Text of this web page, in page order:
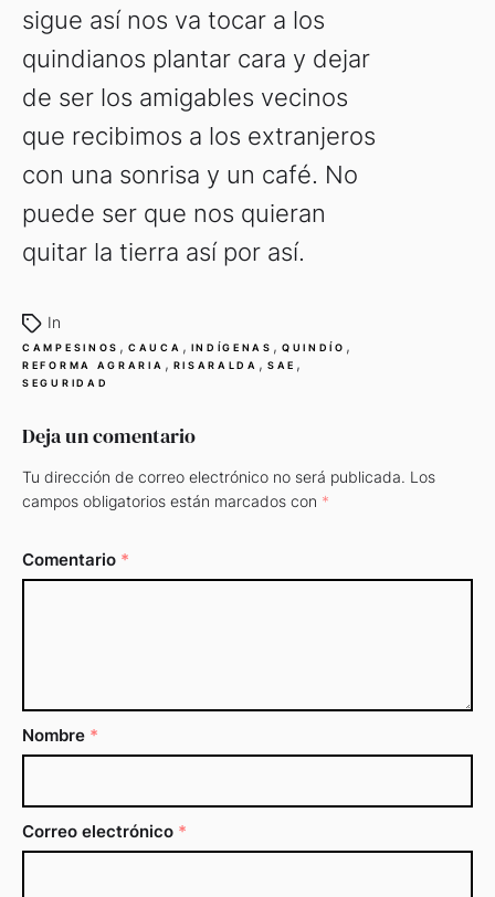
sigue así nos va tocar a los
quindianos plantar cara y dejar
de ser los amigables vecinos
que recibimos a los extranjeros
con una sonrisa y un café. No
puede ser que nos quieran
quitar la tierra así por así.
In
CAMPESINOS , CAUCA , INDÍGENAS , QUINDÍO ,
REFORMA AGRARIA , RISARALDA , SAE ,
SEGURIDAD
Deja un comentario
Tu dirección de correo electrónico no será publicada. Los
campos obligatorios están marcados con *
Comentario *
Nombre *
Correo electrónico *